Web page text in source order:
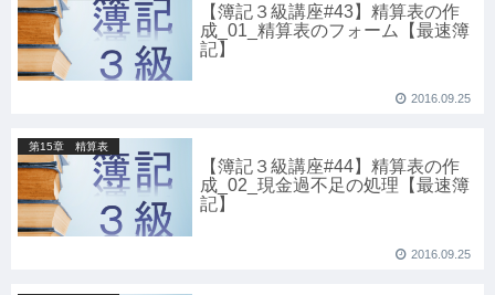
【簿記３級講座#43】精算表の作
成_01_精算表のフォーム【最速簿
記】
2016.09.25
第15章 精算表
【簿記３級講座#44】精算表の作
成_02_現金過不足の処理【最速簿
記】
2016.09.25